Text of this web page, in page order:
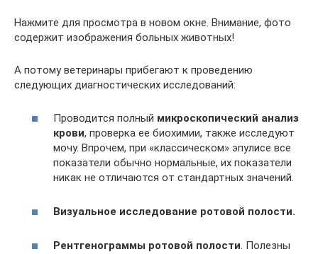
Нажмите для просмотра в новом окне. Внимание, фото
содержит изображения больных животных!
А потому ветеринары прибегают к проведению
следующих диагностических исследований:
Проводится полный микроскопический анализ
крови, проверка ее биохимии, также исследуют
мочу. Впрочем, при «классическом» эпулисе все
показатели обычно нормальные, их показатели
никак не отличаются от стандартных значений.
Визуальное исследование ротовой полости.
Рентгенограммы ротовой полости . Полезны